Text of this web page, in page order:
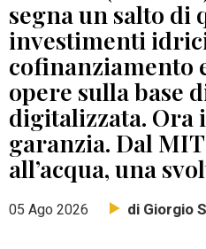
segna un salto di
investimenti
cofinanziamento
opere sulla base
digitalizzata. Ora
garanzia. Dal
all’acqua, una
05 Ago 2026 di Giorgio